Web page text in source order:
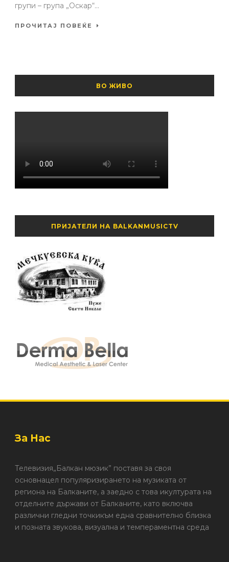
групи – група „Оскар“...
ПРОЧИТАЈ ПОВЕЌЕ
ВО ЖИВО
ПРИЈАТЕЛИ НА BALKANMUSICTV
За Нас
Телевизия„Балкан мюзик” поставя за своя
основнацел популяризирането на музиката от
региона на Балканите, а заедно с това икултурата на
отделните държави от Балканите, като включва
различни гледни точкикъм една сравнително близка
и позната звукова, визуална и темпераментна среда